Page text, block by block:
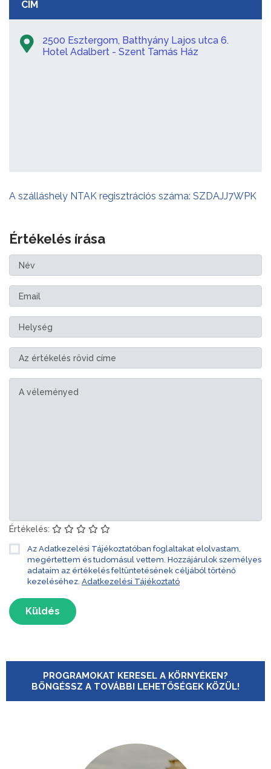
CÍM
2500 Esztergom, Batthyány Lajos utca 6.
Hotel Adalbert - Szent Tamás Ház
A szálláshely NTAK regisztrációs száma: SZDAJJ7WPK
Értékelés írása
Értékelés:
Az Adatkezelési Tájékoztatóban foglaltakat elolvastam,
megértettem és tudomásul vettem. Hozzájárulok személyes
adataim az értékelés feltüntetésének céljából történő
kezeléséhez. Adatkezelési Tájékoztató
Küldés
PROGRAMOKAT KERESEL A KÖRNYÉKEN?
BÖNGÉSSZ A TOVÁBBI LEHETŐSÉGEK KÖZÜL!